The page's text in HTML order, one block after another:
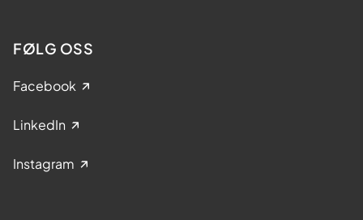
FØLG OSS
Facebook
LinkedIn
Instagram